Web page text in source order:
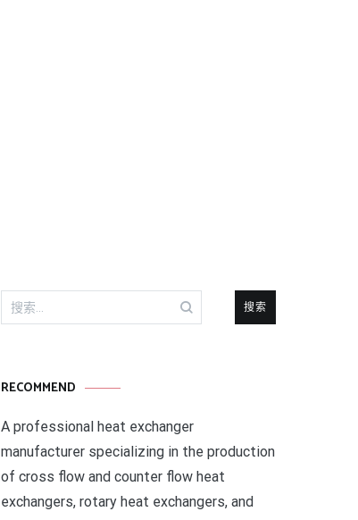
搜
索：
RECOMMEND
A professional heat exchanger
manufacturer specializing in the production
of cross flow and counter flow heat
exchangers, rotary heat exchangers, and